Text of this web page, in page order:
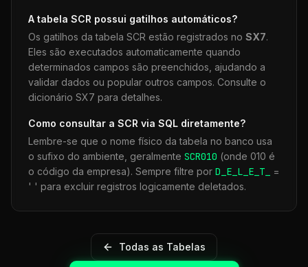
A tabela SCR possui gatilhos automáticos?
Os gatilhos da tabela SCR estão registrados no SX7.
Eles são executados automaticamente quando
determinados campos são preenchidos, ajudando a
validar dados ou popular outros campos. Consulte o
dicionário SX7 para detalhes.
Como consultar a SCR via SQL diretamente?
Lembre-se que o nome físico da tabela no banco usa
o sufixo do ambiente, geralmente SCR010 (onde 010 é
o código da empresa). Sempre filtre por D_E_L_E_T_
=
' ' para excluir registros logicamente deletados.
Todas as Tabelas